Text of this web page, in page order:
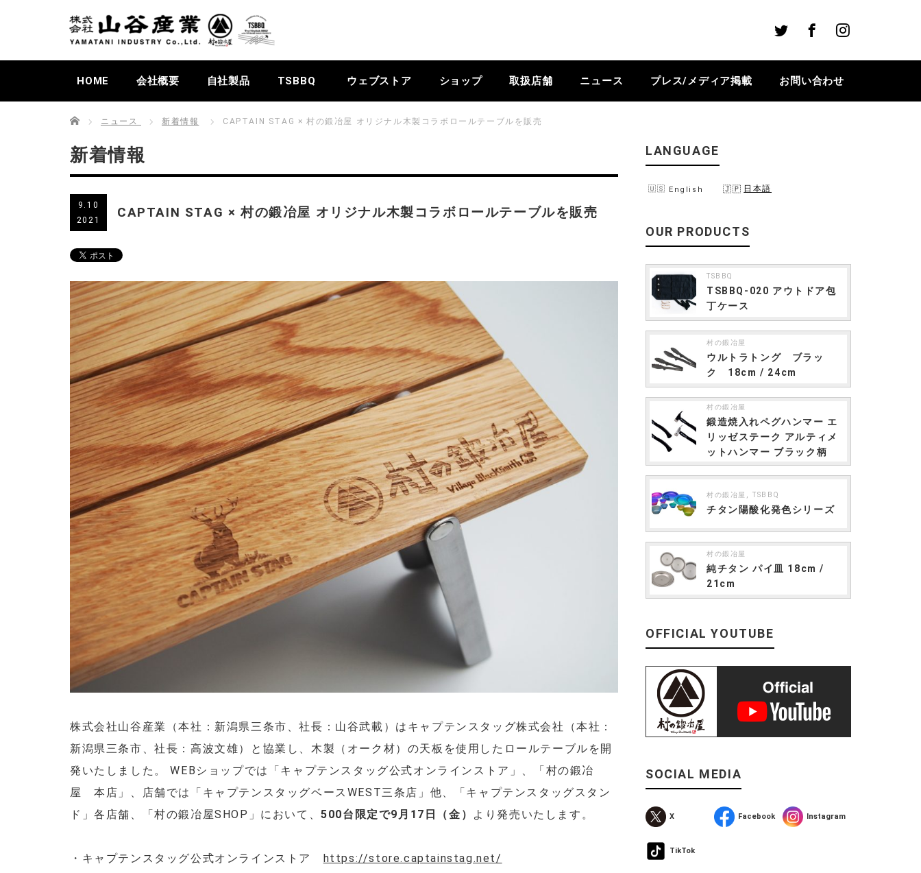
Instagram
HOME 会社概要 自社製品 TSBBQ ウェブストア ショップ 取扱店舗 ニュース プレス/メディア掲載 お問い合わせ
Home ニュース 新着情報 CAPTAIN STAG × 村の鍛冶屋 オリジナル木製コラボロールテーブルを販売
新着情報
9.10
2021
CAPTAIN STAG × 村の鍛冶屋 オリジナル木製コラボロールテーブルを販売
株式会社山谷産業（本社：新潟県三条市、社長：山谷武載）はキャプテンスタッグ株式会社（本社：
新潟県三条市、社長：高波文雄）と協業し、木製（オーク材）の天板を使用したロールテーブルを開
発いたしました。 WEBショップでは「キャプテンスタッグ公式オンラインストア」、「村の鍛冶
屋 本店」、店舗では「キャプテンスタッグベースWEST三条店」他、「キャプテンスタッグスタン
ド」各店舗、「村の鍛冶屋SHOP」において、500台限定で9月17日（金） より発売いたします。
・キャプテンスタッグ公式オンラインストア https://store.captainstag.net/
LANGUAGE
English 日本語
OUR PRODUCTS
TSBBQ
TSBBQ-020 アウトドア包
丁ケース
村の鍛冶屋
ウルトラトング ブラッ
ク 18cm / 24cm
村の鍛冶屋
鍛造焼入れペグハンマー エ
リッゼステーク アルティメ
ットハンマー ブラック柄
村の鍛冶屋 ,TSBBQ
チタン陽酸化発色シリーズ
村の鍛冶屋
純チタン パイ皿 18cm /
21cm
OFFICIAL YOUTUBE
SOCIAL MEDIA
X Facebook Instagram
TikTok